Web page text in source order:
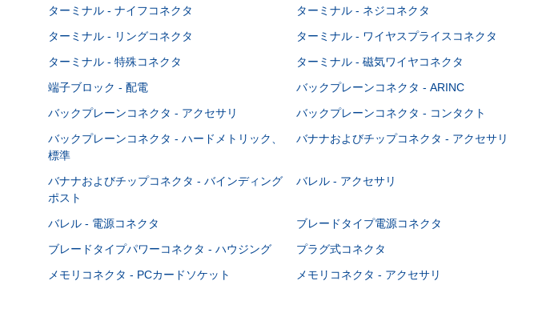
ターミナル - ナイフコネクタ ターミナル - ネジコネクタ
ターミナル - リングコネクタ
ターミナル - ワイヤスプライスコネクタ
ターミナル - 特殊コネクタ
ターミナル - 磁気ワイヤコネクタ
端子ブロック - 配電
バックプレーンコネクタ - ARINC
バックプレーンコネクタ - アクセサリ
バックプレーンコネクタ - コンタクト
バックプレーンコネクタ - ハードメトリック、
標準
バナナおよびチップコネクタ - アクセサリ
バナナおよびチップコネクタ - バインディング
ポスト
バレル - アクセサリ
バレル - 電源コネクタ ブレードタイプ電源コネクタ
ブレードタイプパワーコネクタ - ハウジング
プラグ式コネクタ
メモリコネクタ - PCカードソケット
メモリコネクタ - アクセサリ